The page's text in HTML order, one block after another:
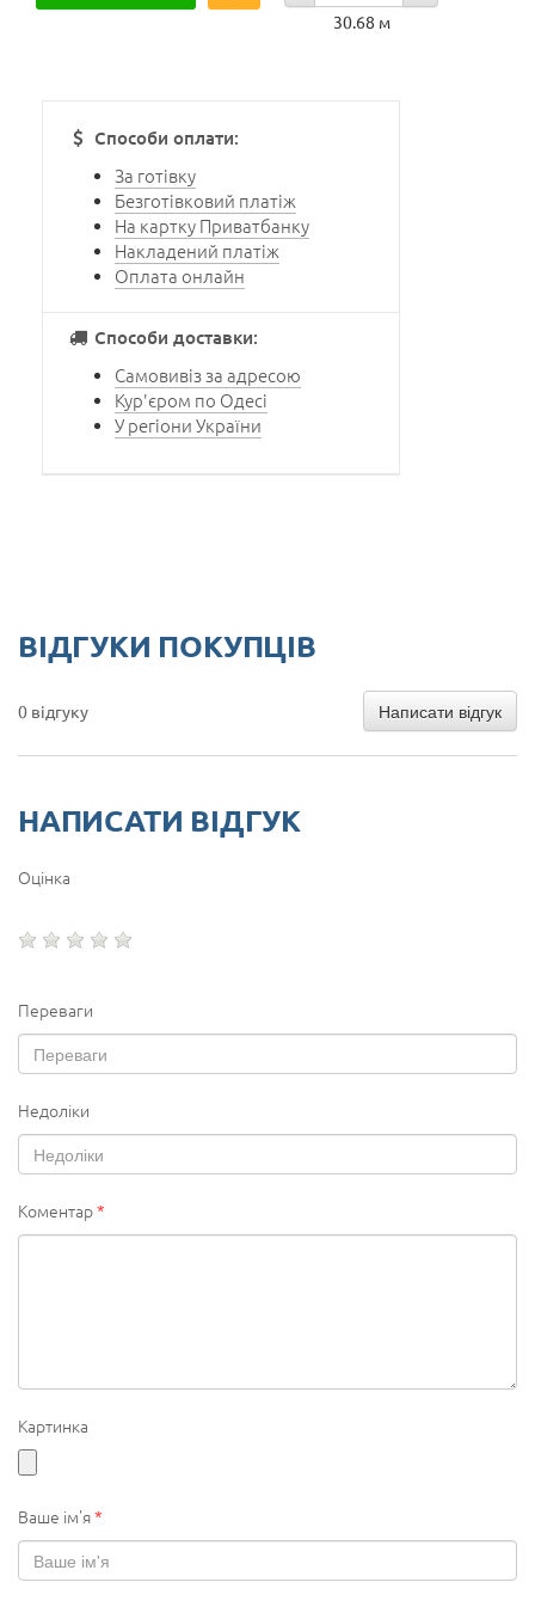
30.68 м
Способи оплати:
За готівку
Безготівковий платіж
На картку Приватбанку
Накладений платіж
Оплата онлайн
Способи доставки:
Самовивіз за адресою
Кур'єром по Одесі
У регіони України
ВІДГУКИ ПОКУПЦІВ
0 відгуку Написати відгук
НАПИСАТИ ВІДГУК
Оцінка
Переваги
Недоліки
Коментар*
Картинка
Ваше ім'я*